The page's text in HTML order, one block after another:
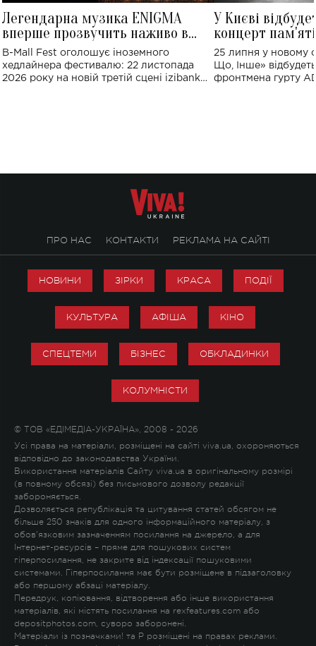
Легендарна музика ENIGMA
вперше прозвучить наживо в
Україні: де відбудеться концерт
B-Mall Fest оголошує іноземного
хедлайнера фестивалю: 22 листопада
2026 року на новій третій сцені izibank
У Києві
концерт
Клименка:
виконають
25 липня у новому
Що, Інше»
фронтмена гурту
ПРО НАС КОНТАКТИ РЕКЛАМА НА САЙТІ
НОВИНИ ЗІРКИ КРАСА ПОДІЇ
КУЛЬТУРА АФІША КІНО
СПЕЦТЕМИ БІЗНЕС ОБКЛАДИНКИ
КОЛУМНІСТИ
© ТОВ «ЕДІМЕДІА-УКРАЇНА», 2008 - 2026
Усі права на матеріали, розміщені на сайті viva.ua, охороняються
відповідно до законодавства України.
Використання матеріалів Сайту viva.ua в оригінальному розмірі
(в повному обсязі) без письмового дозволу редакції
забороняється.
Дозволяється републікація та цитування статей обсягом не
більше 250 знаків для одного інформаційного матеріалу, з
обов'язковим зазначенням посилання на джерело, а для
Інтернет-ресурсів – пряме для пошукових систем
гіперпосилання, не закрите від індексації пошуковими
системами. Гіперпосилання має бути розміщене в підзаголовку
або першому абзаці матеріалу.
Передрук, копіювання, відтворення або інше використання
матеріалів, які містять посилання на rexfeatures.com або
depositphotos.com, суворо заборонені.
Матеріали із позначками! та P розміщені на правах реклами.